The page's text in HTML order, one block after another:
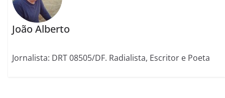
João Alberto
Jornalista: DRT 08505/DF. Radialista, Escritor e Poeta